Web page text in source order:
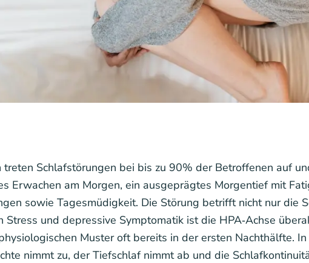
treten Schlafstörungen bei bis zu 90% der Betroffenen auf
Erwachen am Morgen, ein ausgeprägtes Morgentief mit
sowie Tagesmüdigkeit. Die Störung betrifft nicht nur die
Stress und depressive Symptomatik ist die HPA‑Achse
Muster oft bereits in der ersten Nachthälfte.
nimmt zu, der Tiefschlaf nimmt ab und die